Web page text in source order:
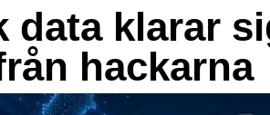
data klarar
hackarna